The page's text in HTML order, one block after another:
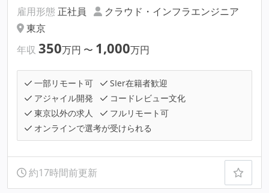
雇用形態 正社員
クラウド・インフラエンジニア
東京
年収 350万円 〜 1,000万円
一部リモート可
SIer在籍者歓迎
アジャイル開発
コードレビュー文化
東京以外の求人
フルリモート可
オンラインで選考が受けられる
約17時間前更新